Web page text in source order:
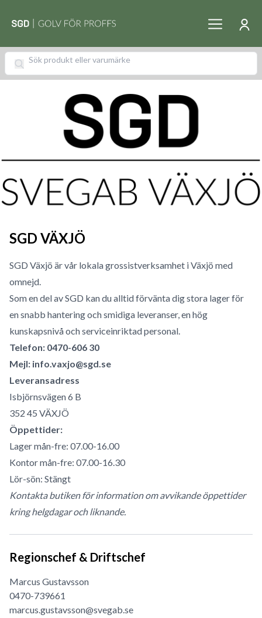
SGD VÄXJÖ
SGD Växjö är vår lokala grossistverksamhet i Växjö med
omnejd.
Som en del av SGD kan du alltid förvänta dig stora lager för
en snabb hantering och smidiga leveranser, en hög
kunskapsnivå och serviceinriktad personal.
Telefon: 0470-606 30
Mejl: info.vaxjo@sgd.se
Leveransadress
Isbjörnsvägen 6 B
352 45 VÄXJÖ
Öppettider:
Lager mån-fre: 07.00-16.00
Kontor mån-fre: 07.00-16.30
Lör-sön: Stängt
Kontakta butiken för information om avvikande öppettider
kring helgdagar och liknande.
Regionschef & Driftschef
Marcus Gustavsson
0470-739661
marcus.gustavsson@svegab.se